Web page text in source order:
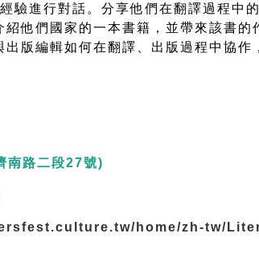
驗進行對話。分享他們在翻譯過程中
他們國家的一本書籍，並帶來該書的
版編輯如何在翻譯、出版過程中協作
南路二段27號)
home/zh-tw/